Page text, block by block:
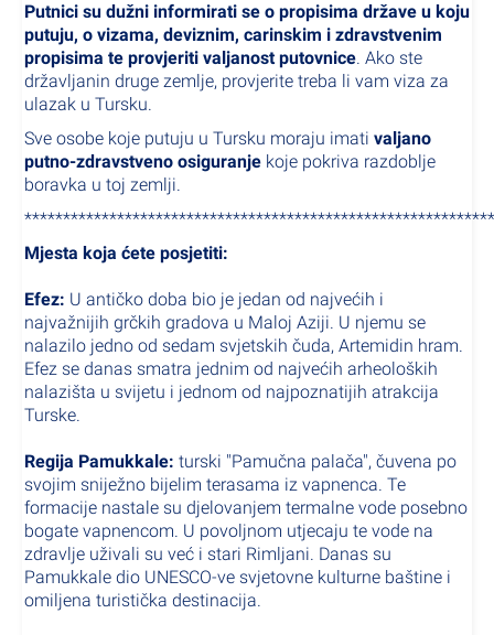
Putnici su dužni informirati se o propisima države u koju
putuju, o vizama, deviznim, carinskim i zdravstvenim
propisima te provjeriti valjanost putovnice. Ako ste
državljanin druge zemlje, provjerite treba li vam viza za
ulazak u Tursku.
Sve osobe koje putuju u Tursku moraju imati valjano
putno-zdravstveno osiguranje koje pokriva razdoblje
boravka u toj zemlji.
Mjesta koja ćete posjetiti:
Efez: U antičko doba bio je jedan od najvećih i
najvažnijih grčkih gradova u Maloj Aziji. U njemu se
nalazilo jedno od sedam svjetskih čuda, Artemidin hram.
Efez se danas smatra jednim od najvećih arheoloških
nalazišta u svijetu i jednom od najpoznatijih atrakcija
Turske.
Regija Pamukkale: turski "Pamučna palača", čuvena po
svojim sniježno bijelim terasama iz vapnenca. Te
formacije nastale su djelovanjem termalne vode posebno
bogate vapnencom. U povoljnom utjecaju te vode na
zdravlje uživali su već i stari Rimljani. Danas su
Pamukkale dio UNESCO-ve svjetovne kulturne baštine i
omiljena turistička destinacija.